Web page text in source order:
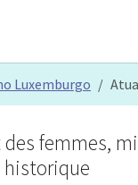
Luxemburgo
femmes,
historique